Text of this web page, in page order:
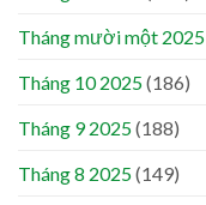
Tháng mười một 2025
Tháng 10 2025(186)
Tháng 9 2025(188)
Tháng 8 2025(149)